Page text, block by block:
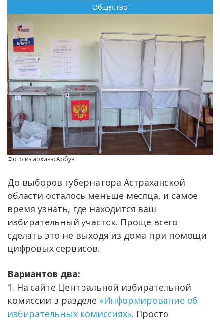
Общество
Фото из архива: Арбуз
До выборов губернатора Астраханской
области осталось меньше месяца, и самое
время узнать, где находится ваш
избирательный участок. Проще всего
сделать это не выходя из дома при помощи
цифровых сервисов.
Вариантов два:
1. На сайте Центральной избирательной
комиссии в разделе «Информирование об
избирательных комиссиях». Просто